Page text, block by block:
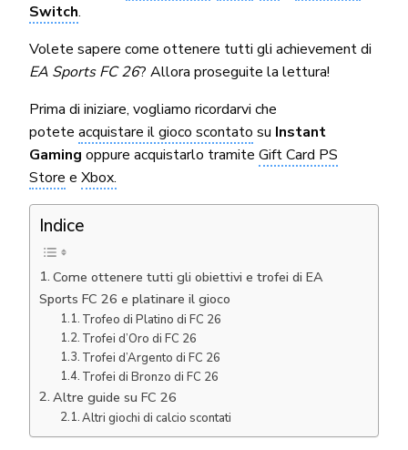
Switch.
Volete sapere come ottenere tutti gli achievement di
EA Sports FC 26? Allora proseguite la lettura!
Prima di iniziare, vogliamo ricordarvi che
potete acquistare il gioco scontato su Instant
Gaming oppure acquistarlo tramiteGift Card PS
Store e Xbox.
Indice
Come ottenere tutti gli obiettivi e trofei di EA
Sports FC 26 e platinare il gioco
Trofeo di Platino di FC 26
Trofei d’Oro di FC 26
Trofei d’Argento di FC 26
Trofei di Bronzo di FC 26
Altre guide su FC 26
Altri giochi di calcio scontati